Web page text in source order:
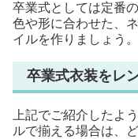
卒業式としては定番
色や形に合わせた、
イルを作りましょう。
卒業式衣装をレ
上記でご紹介したよ
ルで揃える場合は、